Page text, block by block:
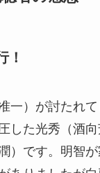
！
一）が討たれて
した光秀（酒
）です。明智